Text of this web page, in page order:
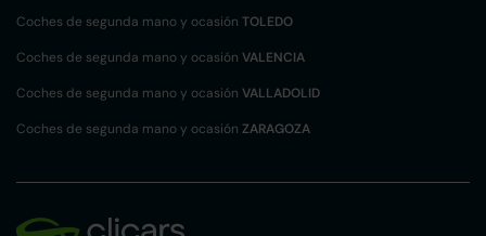
Coches de segunda mano y ocasión TOLEDO
Coches de segunda mano y ocasión VALENCIA
Coches de segunda mano y ocasión VALLADOLID
Coches de segunda mano y ocasión ZARAGOZA